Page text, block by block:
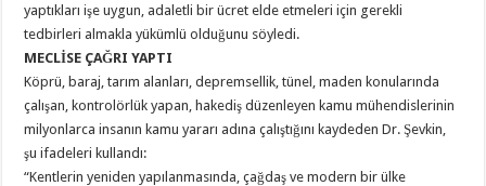
yaptıkları işe uygun, adaletli bir ücret elde etmeleri için gerekli
tedbirleri almakla yükümlü olduğunu söyledi.
MECLİSE ÇAĞRI YAPTI
Köprü, baraj, tarım alanları, depremsellik, tünel, maden konularında
çalışan, kontrolörlük yapan, hakediş düzenleyen kamu mühendislerinin
milyonlarca insanın kamu yararı adına çalıştığını kaydeden Dr. Şevkin,
şu ifadeleri kullandı:
“Kentlerin yeniden yapılanmasında, çağdaş ve modern bir ülke